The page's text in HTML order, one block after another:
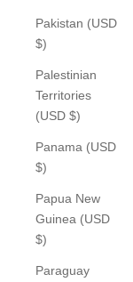
Pakistan (USD
$)
Palestinian
Territories
(USD $)
Panama (USD
$)
Papua New
Guinea (USD
$)
Paraguay